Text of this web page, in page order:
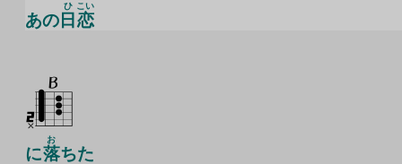
あの 日
ひ
恋
こい
に落
お
ちた